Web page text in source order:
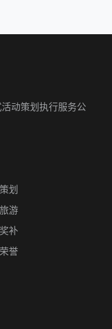
动策划执行服务公
划
游
补
誉